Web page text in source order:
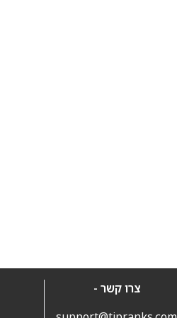
צרו קשר -